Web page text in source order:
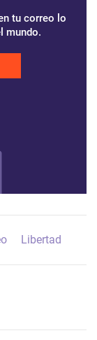
tu correo lo
mundo.
Libertad